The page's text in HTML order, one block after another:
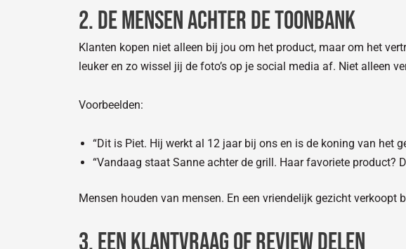
2. De mensen achter de toonbank
Klanten kopen niet alleen bij jou om het product, maar om het
leuker en zo wissel jij de foto’s op je social media af. Niet alleen
Voorbeelden:
“Dit is Piet. Hij werkt al 12 jaar bij ons en is de koning van het
“Vandaag staat Sanne achter de grill. Haar favoriete product?
Mensen houden van mensen. En een vriendelijk gezicht verkoopt